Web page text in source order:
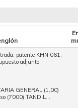
patente KHN 061,
adjunto
GENERAL (1,00)
(7000) TANDIL...